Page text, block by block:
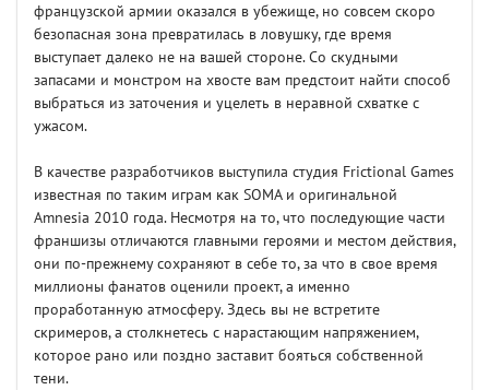
французской армии оказался в убежище, но совсем скоро
безопасная зона превратилась в ловушку, где время
выступает далеко не на вашей стороне. Со скудными
запасами и монстром на хвосте вам предстоит найти способ
выбраться из заточения и уцелеть в неравной схватке с
ужасом.
В качестве разработчиков выступила студия Frictional Games
известная по таким играм как SOMA и оригинальной
Amnesia 2010 года. Несмотря на то, что последующие части
франшизы отличаются главными героями и местом действия,
они по-прежнему сохраняют в себе то, за что в свое время
миллионы фанатов оценили проект, а именно
проработанную атмосферу. Здесь вы не встретите
скримеров, а столкнетесь с нарастающим напряжением,
которое рано или поздно заставит бояться собственной
тени.